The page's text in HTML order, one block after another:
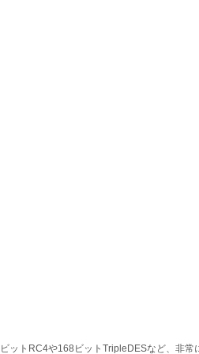
トRC4や168ビットTripleDESなど、非常